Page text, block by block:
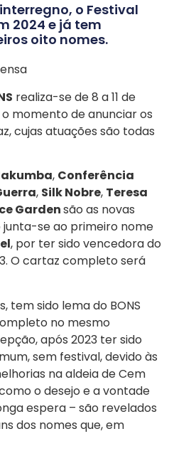
o Festival
2024 e já tem
oito nomes.
realiza-se de 8 a 11 de
momento de anunciar os
cujas atuações são todas
, Conferência
, Silk Nobre, Teresa
Gardensão as novas
se ao primeiro nome
, por ter sido vencedora do
O cartaz completo será
tem sido lema do BONS
no mesmo
após 2023 ter sido
sem festival, devido às
na aldeia de Cem
o desejo e a vontade
espera – são revelados
dos nomes que, em